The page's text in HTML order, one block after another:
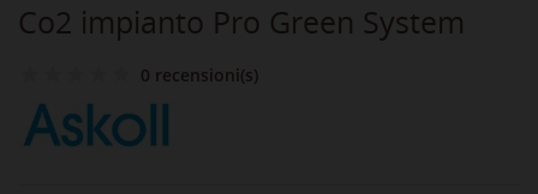
Co2 impianto Pro Green System
0 recensioni(s)